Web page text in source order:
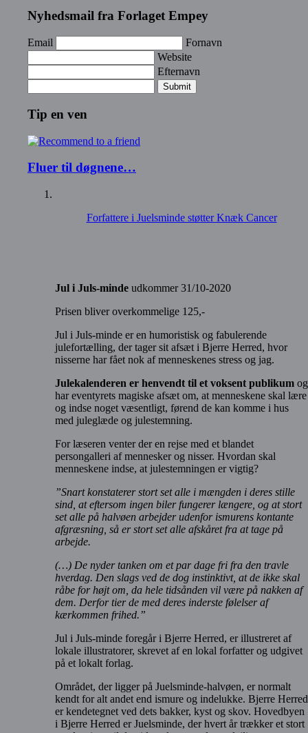
Nyhedsmail fra Forlaget Empey
Email
Fornavn
Website
Efternavn
Submit
Tip en ven
Fluer til døgnene…
Forfattere i Juelsminde støtter Knæk Cancer
Jul i Juls-minde udkommer 31/10-2020
Prisen bliver overkommelige 125,-
Jul i Juls-minde er en humoristisk og fabulerende
julefortælling, der tager sit afsæt i Bjerre Herred, hvor
nisserne har fået nok af menneskenes stress og jag.
Julekalenderen er henvendt til et voksent publikum og
har eventyrets magiske afsæt om, at menneskene skal lære
og indse noget væsentligt, førend de kan komme i hus
med juleglæde og julestemning.
For læseren venter der en rejse med et blandet
persongalleri af mennesker og nisser. Hvordan skal
menneskene indse, at julestemningen er vigtig?
”Snart konstaterer stort set alle i mængden i deres stille
sind, at eftersom ingen biler fungerer længere, og at stort
set alle på halvøen arbejder udenfor ismurens kontante
afgræsning, så er stort set alle afskåret fra at tage på
arbejde.
(…) De nyder tanken om et par dage fri fra den travle
hverdag. Den slags ved de dog instinktivt, at de ikke skal
råbe for højt om, da hele tidsånden vil være på nakken af
dem. Derfor tier de med deres inderste følelser af
kærkommen frihed.”
Jul i Juls-minde foregår i Bjerre Herred, er illustreret af
lokale illustratorer, skrevet af en lokal forfatter og udgivet
på et lokalt forlag.
Området, der ligger på Juelsminde-halvøen, er normalt
kendt for alt andet end ismure og indelukke. Bjerre Herred
er kendetegnet ved dets bakker, kyst og skov. Hovedbyen
i Bjerre Herred er Juelsminde, der hvert år trækker et stort